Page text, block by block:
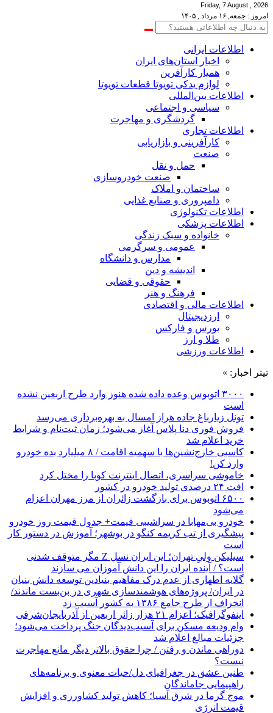
Friday, 7 August , 2026
امروز : جمعه, ۱۶ مرداد , ۱۴۰۵
اطلاعات‌ ‎ایرانی
اخبار استان‌های ایران
همیار کارآفرین
لوازم یدکی تویوتا قطعات تویوتا
اطلاعات بین‌المللی
سیاسی و اجتماعی
گردشگری و مهاجرت
اطلاعات تجاری
کارآفرینی و بازاریابی
صنعت
حمل و نقل
صنعت خودروسازی
ساختمان و املاک
دامپروری و صنایع غذایی
اطلاعات تکنولوژی
اطلاعات پزشکی
خانواده و سبک زندگی
عمومی و سرگرمی
مدارس و دانشگاه
اندیشه و دین
حقوقی و قضایی
فرهنگ و هنر
اطلاعات مالی و اقتصادی
ارزدیجیتال
بورس و فارکس
طلا و ارز
اطلاعات ورزشی
تیتر اخبار: »
۳۰۰۰ اتوبوس وعده داده شده هنوز وارد طرح اربعین نشده
است
تونل زیارباغ جاده هراز امسال به بهره‌برداری می‌رسد
فروش فوری دنا پلاس آغاز می‌شود؛ زمان ثبت‌نام و شرایط
خرید اعلام شد
کاسبی خارج‌نشین‌ها با سهمیه اقامت / ۸ میلیارد بده خودرو
وارد کن!
خاموشی سراسری، اتصال اینترنت کوبا را مختل کرد
افت ۲۴ درصدی تولید خودرو در کشور
۶۵۰۰ اتوبوس برای بازگشت زائران از مرز مهران اعزام
می‌شود
خودرو بی‌مهابا در سراشیبی قیمت+ جدول قیمت روز خودرو
پیشگیری از تب کریمه کنگو در بوشهر؛ آموزش در دستور کار
است
سیلیکن ولیِ تهران؛ این ایران نسل Z مگر متوقف شدنی
است؟ / آینده ایران را این دانش آموزان می سازند
گلایه اطهاری از عدم درک مفاهیم بنیادین توسعه دانش بنیان
در ایران/ پروژه‌های هوشمندسازی شهری در بن‌بست ماندند/
انحراف از طرح جامع ۱۳۸۶ به کشور آسیب زد
اینفوگرافیک؛ اعزام ۲۱ هزار زائر اربعین از آذربایجان‌شرقی
وام ودیعه مسکن برای آسیب‌دیدگان جنگ پرداخت می‌شود؛
جزئیات مبالغ اعلام شد
دوراهی ماندن و رفتن / چرا حقوق بالاتر دیگر مانع مهاجرت
نیست؟
طنین عشق در جغرافیای دل/حیات معنوی و برنامه‌های
راهپیمایی جاماندگان
موج گرما در شرق آسیا؛ کاهش تولید کشاورزی و افزایش
قیمت انرژی